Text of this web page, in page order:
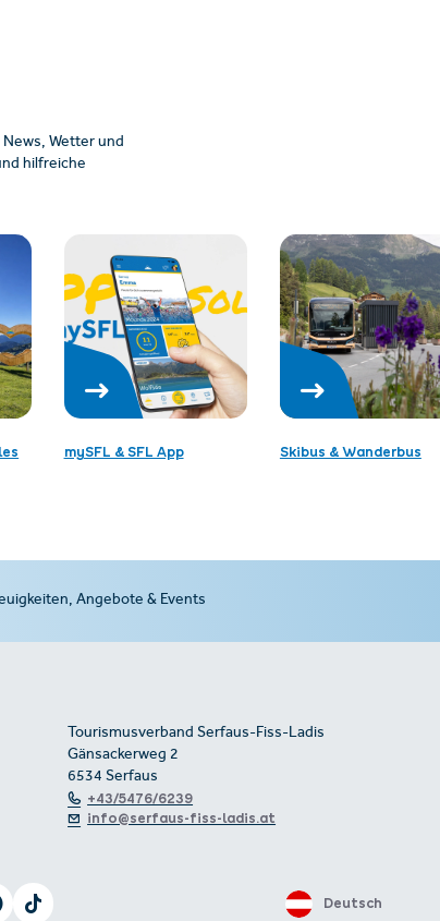
Wetter und
hilfreiche
mySFL & SFL App Skibus & Wanderbus
Angebote & Events
Tourismusverband Serfaus-Fiss-Ladis
Gänsackerweg 2
6534 Serfaus
+43/5476/6239
info@serfaus-fiss-ladis.at
Deutsch